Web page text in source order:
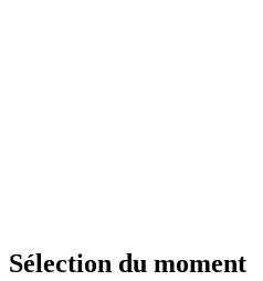
Sélection du moment